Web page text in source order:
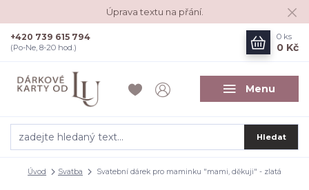
Úprava textu na přání.
Menu
Hledat
+420 739 615 794
(Po-Ne, 8-20 hod.)
0 ks
0 Kč
Úvod Svatba Svatební dárek pro maminku "mami, děkuji" - zlatá